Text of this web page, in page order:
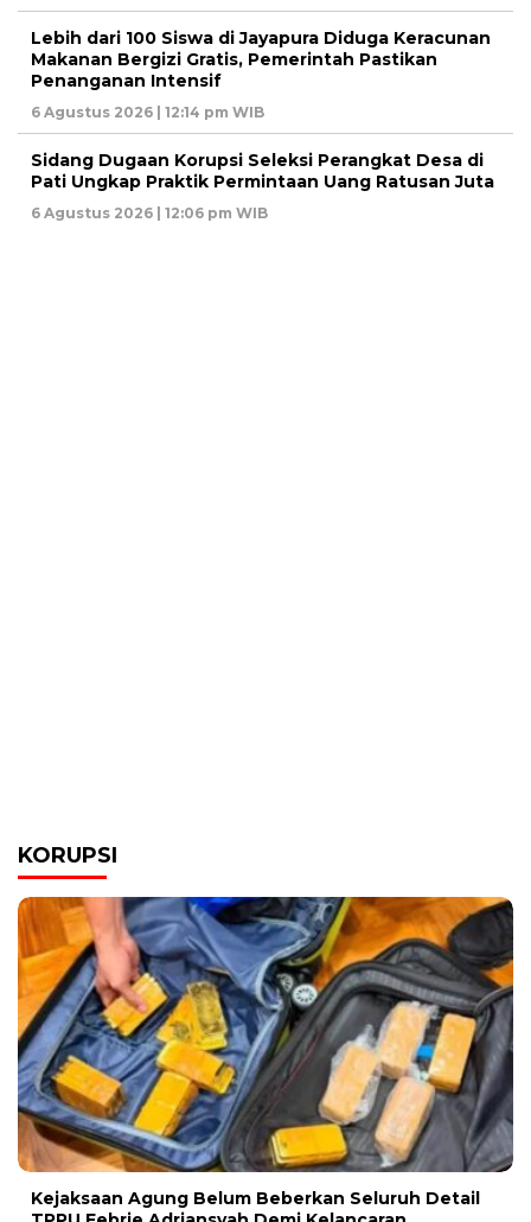
Lebih dari 100 Siswa di Jayapura Diduga Keracunan
Makanan Bergizi Gratis, Pemerintah Pastikan
Penanganan Intensif
6 Agustus 2026 | 12:14 pm WIB
Sidang Dugaan Korupsi Seleksi Perangkat Desa di
Pati Ungkap Praktik Permintaan Uang Ratusan Juta
6 Agustus 2026 | 12:06 pm WIB
KORUPSI
Kejaksaan Agung Belum Beberkan Seluruh Detail